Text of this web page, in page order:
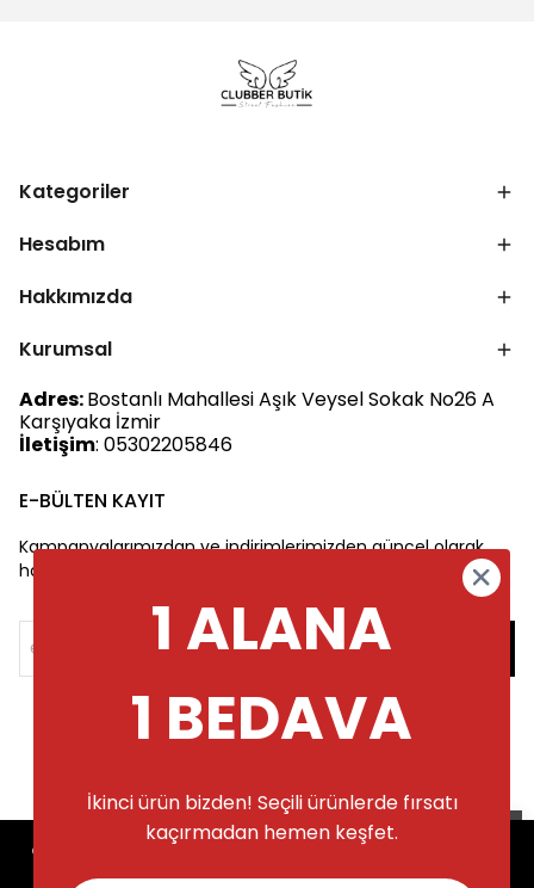
Alışveriş deneyiminizi iyileştirmek için
Kategoriler
Hesabım
Hakkımızda
Kurumsal
Adres:Bostanlı Mahallesi Aşık Veysel Sokak No26 A
Karşıyaka İzmir
İletişim: 05302205846
E-BÜLTEN KAYIT
Kampanyalarımızdan ve indirimlerimizden güncel olarak
haberdar olun.
©2025 Tüm Hakları Saklıdır
1 ALANA
1 BEDAVA
İkinci ürün bizden! Seçili ürünlerde fırsatı
kaçırmadan hemen keşfet.